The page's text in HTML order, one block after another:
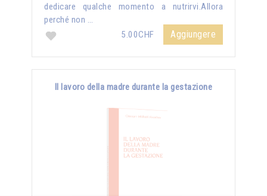
dedicare qualche momento a nutrirvi.Allora
perché non …
5.00CHF
Aggiungere
Il lavoro della madre durante la gestazione